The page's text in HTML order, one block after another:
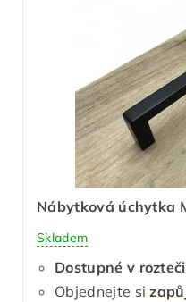
Nábytková úchytka
Skladem
Dostupné v
Objednejte si